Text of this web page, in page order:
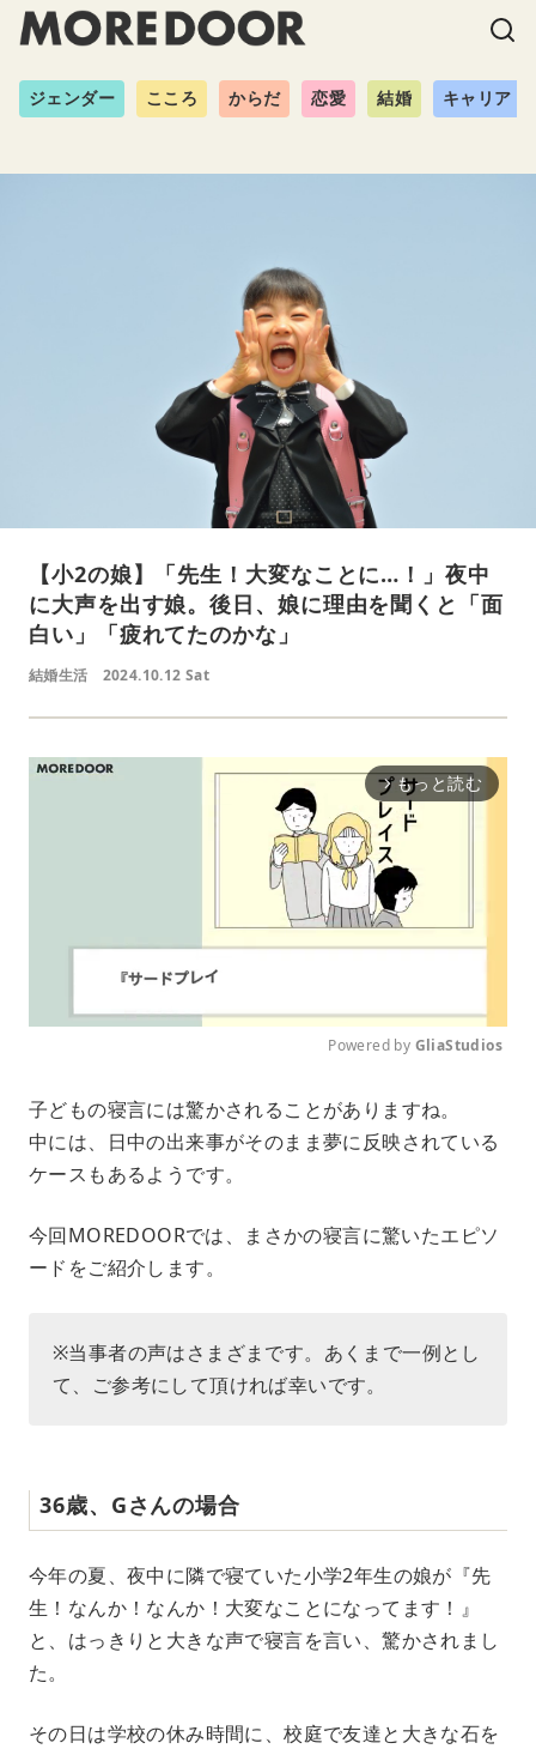
ジェンダー こころ からだ 恋愛 結婚 キャリア
【小2の娘】「先生！大変なことに…！」夜中
に大声を出す娘。後日、娘に理由を聞くと「面
白い」「疲れてたのかな」
結婚生活 2024.10.12 Sat
arrow_forward_ios もっと読む
u
t
Powered by GliaStudios
子どもの寝言には驚かされることがありますね。
中には、日中の出来事がそのまま夢に反映されている
ケースもあるようです。
今回MOREDOORでは、まさかの寝言に驚いたエピソ
ードをご紹介します。
※当事者の声はさまざまです。あくまで一例とし
て、ご参考にして頂ければ幸いです。
36歳、Gさんの場合
今年の夏、夜中に隣で寝ていた小学2年生の娘が『先
生！なんか！なんか！大変なことになってます！』
と、はっきりと大きな声で寝言を言い、驚かされまし
た。
その日は学校の休み時間に、校庭で友達と大きな石を